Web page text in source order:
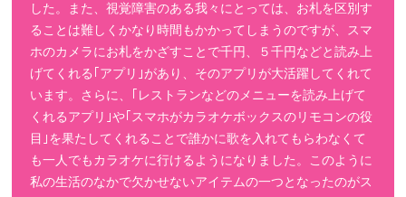
した。また、視覚障害のある我々にとっては、お札を区別す
ることは難しくかなり時間もかかってしまうのですが、スマ
ホのカメラにお札をかざすことで千円、５千円などと読み上
げてくれる｢アプリ｣があり、そのアプリが大活躍してくれて
います。さらに、｢レストランなどのメニューを読み上げて
くれるアプリ｣や｢スマホがカラオケボックスのリモコンの役
目｣を果たしてくれることで誰かに歌を入れてもらわなくて
も一人でもカラオケに行けるようになりました。このように
私の生活のなかで欠かせないアイテムの一つとなったのがス